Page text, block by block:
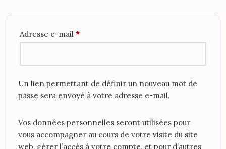
Adresse e-mail *
Un lien permettant de définir un nouveau mot de
passe sera envoyé à votre adresse e-mail.
Vos données personnelles seront utilisées pour
vous accompagner au cours de votre visite du site
web, gérer l’accès à votre compte, et pour d’autres